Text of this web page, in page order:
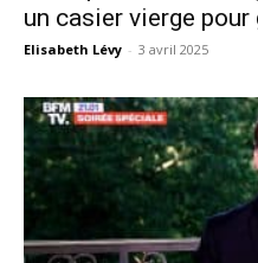
un casier vierge pour
Elisabeth Lévy - 3 avril 2025